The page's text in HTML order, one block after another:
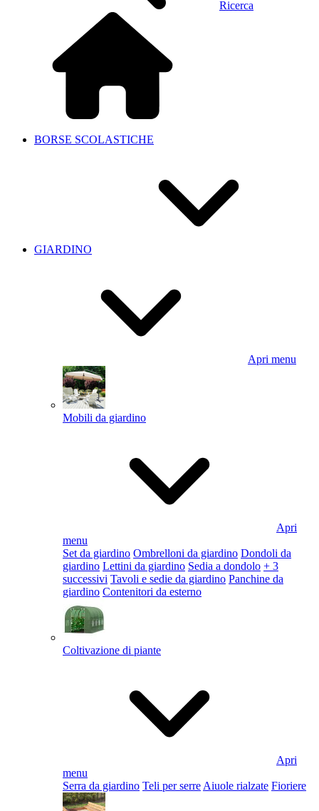
Ricerca
BORSE SCOLASTICHE
GIARDINO
Apri menu
Mobili da giardino
Apri
menu
Set da giardino Ombrelloni da giardino Dondoli da
giardino Lettini da giardino Sedia a dondolo + 3
successivi Tavoli e sedie da giardino Panchine da
giardino Contenitori da esterno
Coltivazione di piante
Apri
menu
Serra da giardino Teli per serre Aiuole rialzate Fioriere